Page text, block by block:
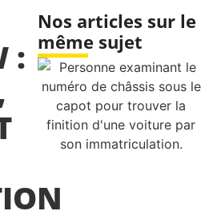
:
Nos articles sur le
même sujet